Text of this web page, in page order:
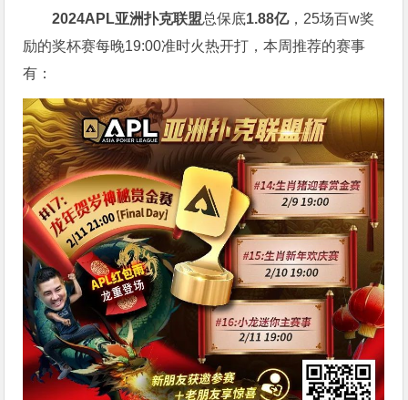
2024APL亚洲扑克联盟总保底1.88亿，25场百w奖
励的奖杯赛每晚19:00准时火热开打，本周推荐的赛事
有：